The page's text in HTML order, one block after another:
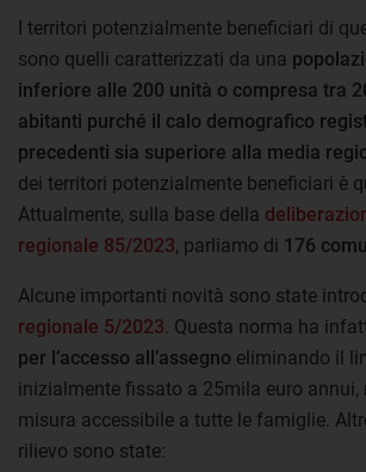
I territori potenzialmente beneficiari di
sono quelli caratterizzati da una
inferiore alle 200 unità o compresa tra
abitanti purché il calo demografico
precedenti sia superiore alla media
dei territori potenzialmente beneficiari è
Attualmente, sulla base della
regionale 85/2023, parliamo di 176
Alcune importanti novità sono state
regionale 5/2023 . Questa norma ha
per l’accesso all’assegno eliminando il
inizialmente fissato a 25mila euro annui,
misura accessibile a tutte le famiglie.
rilievo sono state: